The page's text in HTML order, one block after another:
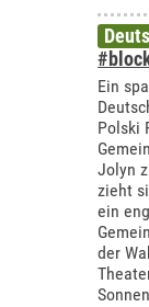
Ein
Polski
Jolyn
zieht
ein
der